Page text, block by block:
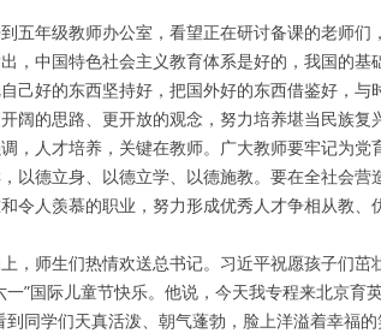
五年级教师办公室，看望正在研讨备课的老师
，中国特色社会主义教育体系是好的，我国的基
己好的东西坚持好，把国外好的东西借鉴好，
阔的思路、更开放的观念，努力培养堪当民族
，人才培养，关键在教师。广大教师要牢记为党
以德立身、以德立学、以德施教。要在全社会营
令人羡慕的职业，努力形成优秀人才争相从教、
，师生们热情欢送总书记。习近平祝愿孩子们
一”国际儿童节快乐。他说，今天我专程来北京育
到同学们天真活泼、朝气蓬勃，脸上洋溢着幸福